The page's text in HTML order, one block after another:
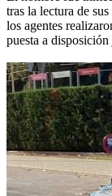
tras la lectura de
los agentes
puesta a